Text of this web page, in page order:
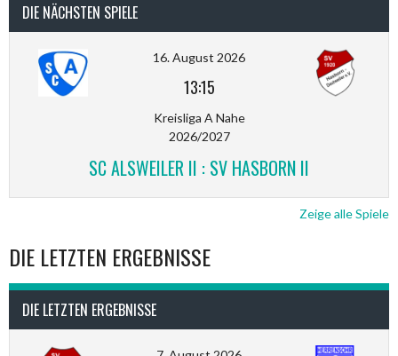
DIE NÄCHSTEN SPIELE
16. August 2026
13:15
Kreisliga A Nahe
2026/2027
SC ALSWEILER II : SV HASBORN II
Zeige alle Spiele
DIE LETZTEN ERGEBNISSE
DIE LETZTEN ERGEBNISSE